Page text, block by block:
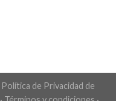
Política de Privacidad de